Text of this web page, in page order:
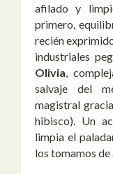
afilado y
primero,
recién
industriales
Olivia,
salvaje del
magistral
hibisco). Un
limpia el
los tomamos